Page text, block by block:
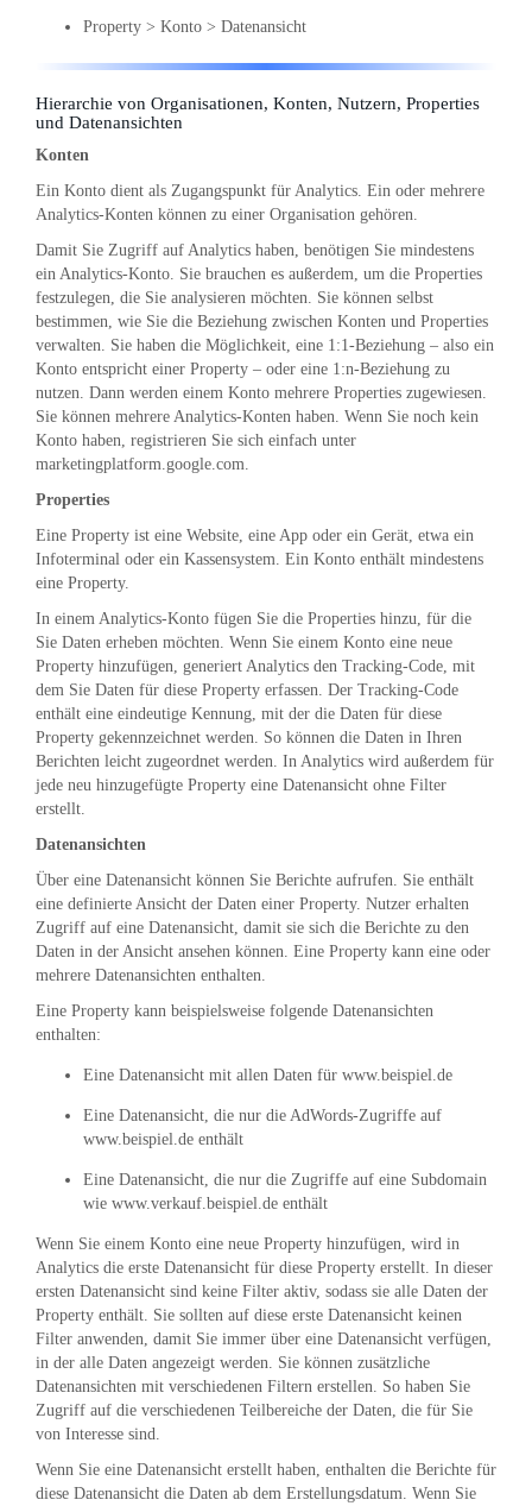
Property > Konto > Datenansicht
Hierarchie von Organisationen, Konten, Nutzern, Properties
und Datenansichten
Konten
Ein Konto dient als Zugangspunkt für Analytics. Ein oder mehrere
Analytics-Konten können zu einer Organisation gehören.
Damit Sie Zugriff auf Analytics haben, benötigen Sie mindestens
ein Analytics-Konto. Sie brauchen es außerdem, um die Properties
festzulegen, die Sie analysieren möchten. Sie können selbst
bestimmen, wie Sie die Beziehung zwischen Konten und Properties
verwalten. Sie haben die Möglichkeit, eine 1:1-Beziehung – also ein
Konto entspricht einer Property – oder eine 1:n-Beziehung zu
nutzen. Dann werden einem Konto mehrere Properties zugewiesen.
Sie können mehrere Analytics-Konten haben. Wenn Sie noch kein
Konto haben, registrieren Sie sich einfach unter
marketingplatform.google.com.
Properties
Eine Property ist eine Website, eine App oder ein Gerät, etwa ein
Infoterminal oder ein Kassensystem. Ein Konto enthält mindestens
eine Property.
In einem Analytics-Konto fügen Sie die Properties hinzu, für die
Sie Daten erheben möchten. Wenn Sie einem Konto eine neue
Property hinzufügen, generiert Analytics den Tracking-Code, mit
dem Sie Daten für diese Property erfassen. Der Tracking-Code
enthält eine eindeutige Kennung, mit der die Daten für diese
Property gekennzeichnet werden. So können die Daten in Ihren
Berichten leicht zugeordnet werden. In Analytics wird außerdem für
jede neu hinzugefügte Property eine Datenansicht ohne Filter
erstellt.
Datenansichten
Über eine Datenansicht können Sie Berichte aufrufen. Sie enthält
eine definierte Ansicht der Daten einer Property. Nutzer erhalten
Zugriff auf eine Datenansicht, damit sie sich die Berichte zu den
Daten in der Ansicht ansehen können. Eine Property kann eine oder
mehrere Datenansichten enthalten.
Eine Property kann beispielsweise folgende Datenansichten
enthalten:
Eine Datenansicht mit allen Daten für www.beispiel.de
Eine Datenansicht, die nur die AdWords-Zugriffe auf
www.beispiel.de enthält
Eine Datenansicht, die nur die Zugriffe auf eine Subdomain
wie www.verkauf.beispiel.de enthält
Wenn Sie einem Konto eine neue Property hinzufügen, wird in
Analytics die erste Datenansicht für diese Property erstellt. In dieser
ersten Datenansicht sind keine Filter aktiv, sodass sie alle Daten der
Property enthält. Sie sollten auf diese erste Datenansicht keinen
Filter anwenden, damit Sie immer über eine Datenansicht verfügen,
in der alle Daten angezeigt werden. Sie können zusätzliche
Datenansichten mit verschiedenen Filtern erstellen. So haben Sie
Zugriff auf die verschiedenen Teilbereiche der Daten, die für Sie
von Interesse sind.
Wenn Sie eine Datenansicht erstellt haben, enthalten die Berichte für
diese Datenansicht die Daten ab dem Erstellungsdatum. Wenn Sie